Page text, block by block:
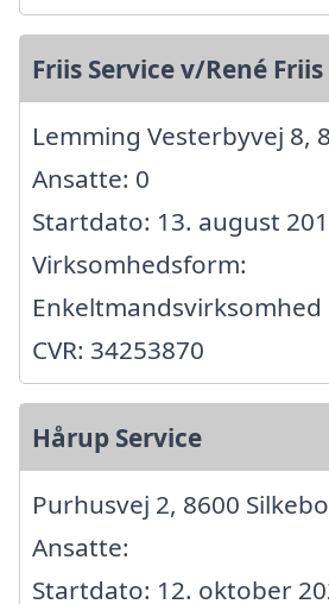
Friis Service v/René Friis
Lemming Vesterbyvej 8,
Ansatte: 0
Startdato: 13. august
Virksomhedsform:
Enkeltmandsvirksomhed
CVR: 34253870
Hårup Service
Purhusvej 2, 8600
Ansatte:
Startdato: 12. oktober